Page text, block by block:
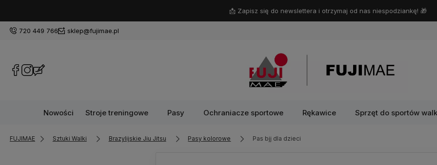
📩 Zapisz się do newslettera i otrzymaj od nas niespodziankę! 🎁
720 449 766 sklep@fujimae.pl
Nowości Stroje treningowe Pasy Ochraniacze sportowe Rękawice Sprzęt do sportów
FUJIMAE Sztuki Walki Brazylijskie Jiu Jitsu Pasy kolorowe Pas bjj dla dzieci